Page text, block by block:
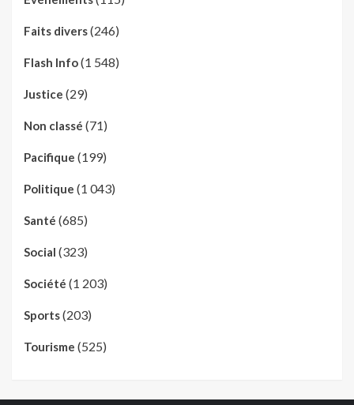
Faits divers(246)
Flash Info(1 548)
Justice (29)
Non classé (71)
Pacifique (199)
Politique (1 043)
Santé (685)
Social (323)
Société (1 203)
Sports(203)
Tourisme (525)